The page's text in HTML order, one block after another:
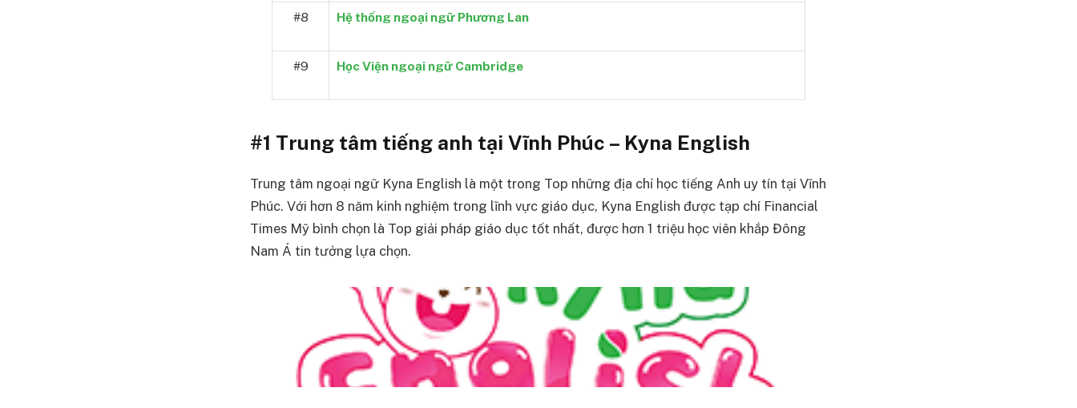
#8 Hệ thống ngoại ngữ Phương Lan
#9 Học Viện ngoại ngữ Cambridge
#1 Trung tâm tiếng anh tại Vĩnh Phúc – Kyna English
Trung tâm ngoại ngữ Kyna English là một trong Top những địa chỉ học tiếng Anh uy tín tại Vĩnh
Phúc. Với hơn 8 năm kinh nghiệm trong lĩnh vực giáo dục, Kyna English được tạp chí Financial
Times Mỹ bình chọn là Top giải pháp giáo dục tốt nhất, được hơn 1 triệu học viên khắp Đông
Nam Á tin tưởng lựa chọn.